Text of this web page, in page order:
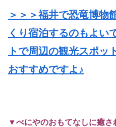
＞＞＞福井で恐竜博物
くり宿泊するのもよい
トで周辺の観光スポッ
おすすめですよ♪
▼べにやのおもてなしに癒